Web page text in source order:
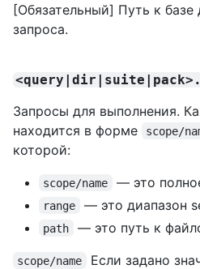
[Обязательный] Путь к базе
запроса.
Запросы для выполнения.
находится в форме
scope/
которой:
scope/name — это
range — это диапазон
path — это путь к
scope/name Если задано